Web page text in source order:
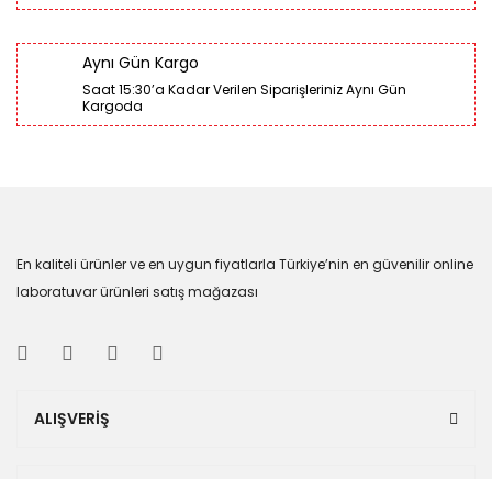
Aynı Gün Kargo
Saat 15:30’a Kadar Verilen Siparişleriniz Aynı Gün
Kargoda
En kaliteli ürünler ve en uygun fiyatlarla Türkiye’nin en güvenilir online
laboratuvar ürünleri satış mağazası
ALIŞVERİŞ